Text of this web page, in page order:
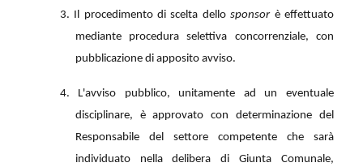
3. Il procedimento di scelta dellosponsor è effettuato
mediante procedura selettiva concorrenziale, con
pubblicazione di apposito avviso.
4. L'avviso pubblico, unitamente ad un eventuale
disciplinare, è approvato con determinazione del
Responsabile del settore competente che sarà
individuato nella delibera di Giunta Comunale,